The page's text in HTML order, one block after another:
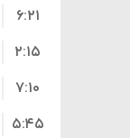
۶:۲۱
۲:۱۵
۷:۱۰
۵:۴۵